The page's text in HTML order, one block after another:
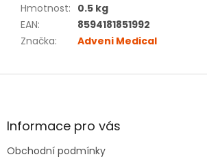
Hmotnost: 0.5 kg
EAN:
8594181851992
Značka: Adveni Medical
Z
aInformace pro vás
Obchodní podmínky